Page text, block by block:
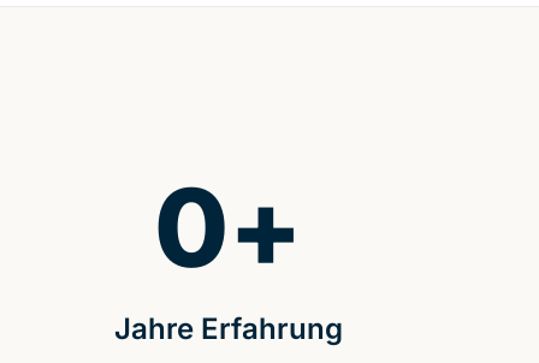
Jahre Erfahrung
0+